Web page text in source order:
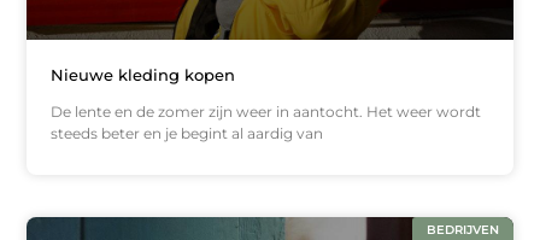
Nieuwe kleding kopen
De lente en de zomer zijn weer in aantocht. Het weer wordt
steeds beter en je begint al aardig van
BEDRIJVEN